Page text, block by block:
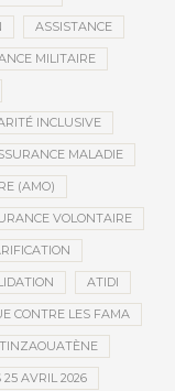
ASSISTANCE
MILITAIRE
INCLUSIVE
MALADIE
(AMO)
VOLONTAIRE
ATIDI
CONTRE LES FAMA
AVRIL 2026